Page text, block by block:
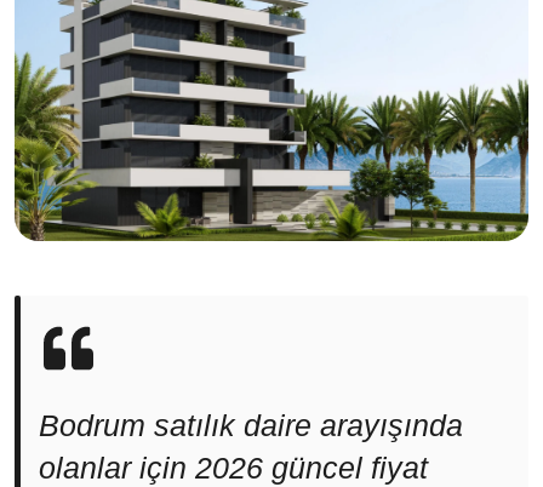
Bodrum satılık daire arayışında
olanlar için 2026 güncel fiyat